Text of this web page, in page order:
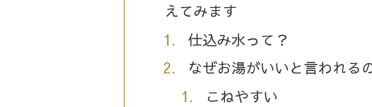
えてみます
仕込み水って？
なぜお湯がいいと言われる
こねやすい